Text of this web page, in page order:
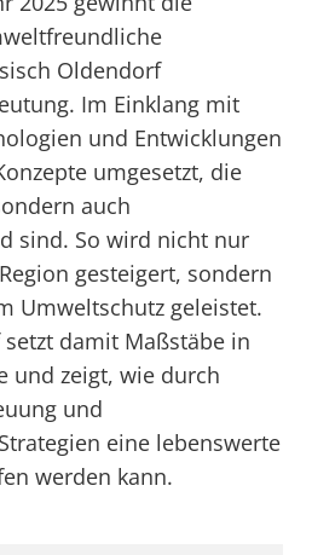
Oldendorf
Im Einklang mit
und Entwicklungen
umgesetzt, die
auch
sind. So wird nicht nur
gesteigert, sondern
Umweltschutz geleistet.
damit Maßstäbe in
und zeigt, wie durch
und
eine lebenswerte
werden kann.